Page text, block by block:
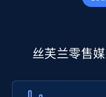
specific keywords
price, Currency,
more.
丝芙兰零售